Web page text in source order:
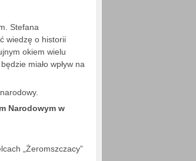
Stefana
wiedzę o historii
okiem wielu
miało wpływ na
Narodowym w
„Żeromszczacy”